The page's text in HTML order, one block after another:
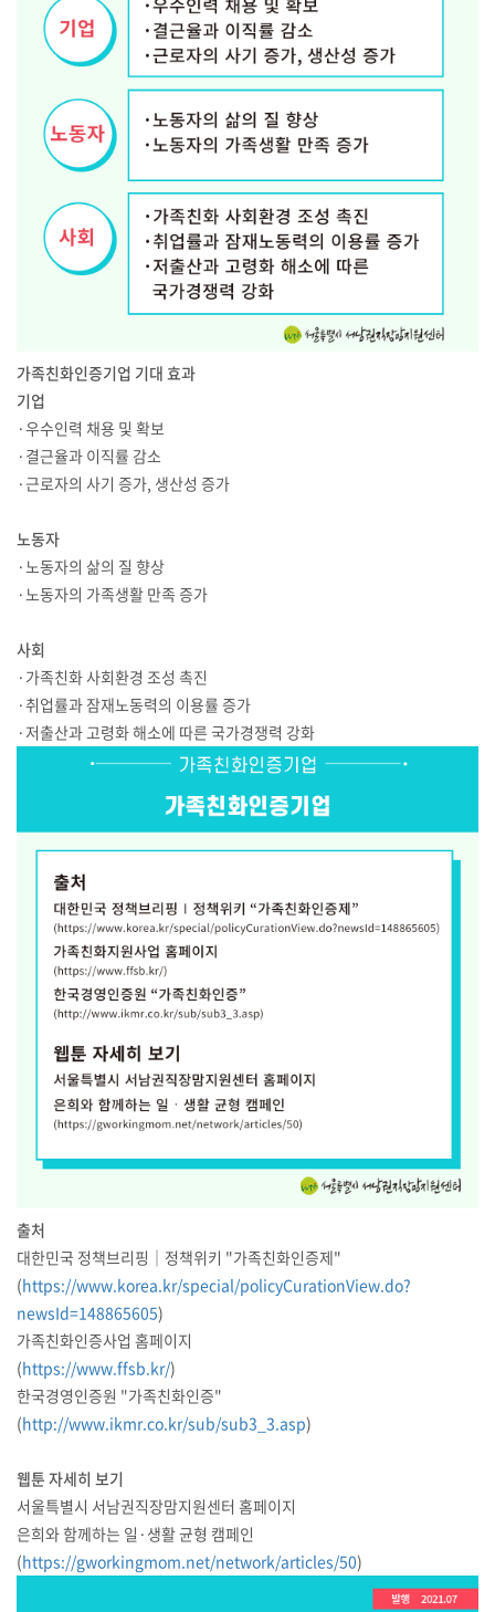
가족친화인증기업 기대 효과
기업
·우수인력 채용 및 확보
·결근율과 이직률 감소
·근로자의 사기 증가, 생산성 증가
노동자
·노동자의 삶의 질 향상
·노동자의 가족생활 만족 증가
사회
·가족친화 사회환경 조성 촉진
·취업률과 잠재노동력의 이용률 증가
·저출산과 고령화 해소에 따른 국가경쟁력 강화
출처
대한민국 정책브리핑｜정책위키 "가족친화인증제"
(https://www.korea.kr/special/policyCurationView.do?
newsId=148865605)
가족친화인증사업 홈페이지
(https://www.ffsb.kr/)
한국경영인증원 "가족친화인증"
(http://www.ikmr.co.kr/sub/sub3_3.asp)
웹툰 자세히 보기
서울특별시 서남권직장맘지원센터 홈페이지
은희와 함께하는 일·생활 균형 캠페인
(https://gworkingmom.net/network/articles/50)